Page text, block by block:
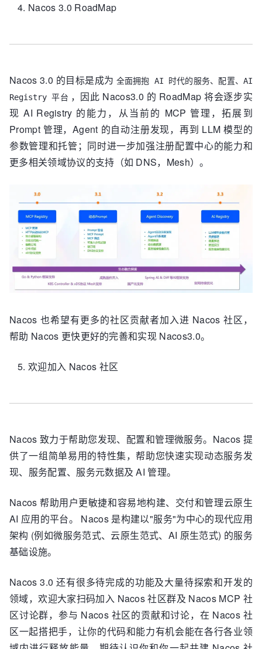
Nacos 3.0 RoadMap
Nacos 3.0 的目标是成为 全面拥抱 AI 时代的服务、配置、AI
Registry 平台 ，因此 Nacos3.0 的 RoadMap 将会逐步实
现 AI Registry 的能力，从当前的 MCP 管理，拓展到
Prompt 管理，Agent 的自动注册发现，再到 LLM 模型的
参数管理和托管；同时进一步加强注册配置中心的能力和
更多相关领域协议的支持（如 DNS，Mesh）。
Nacos 也希望有更多的社区贡献者加入进 Nacos 社区，
帮助 Nacos 更快更好的完善和实现 Nacos3.0。
欢迎加入 Nacos 社区
Nacos 致力于帮助您发现、配置和管理微服务。Nacos 提
供了一组简单易用的特性集，帮助您快速实现动态服务发
现、服务配置、服务元数据及 AI 管理。
Nacos 帮助用户更敏捷和容易地构建、交付和管理云原生
AI 应用的平台。 Nacos 是构建以"服务"为中心的现代应用
架构 (例如微服务范式、云原生范式、AI 原生范式) 的服务
基础设施。
Nacos 3.0 还有很多待完成的功能及大量待探索和开发的
领域，欢迎大家扫码加入 Nacos 社区群及 Nacos MCP 社
区讨论群，参与 Nacos 社区的贡献和讨论，在 Nacos 社
区一起搭把手，让你的代码和能力有机会能在各行各业领